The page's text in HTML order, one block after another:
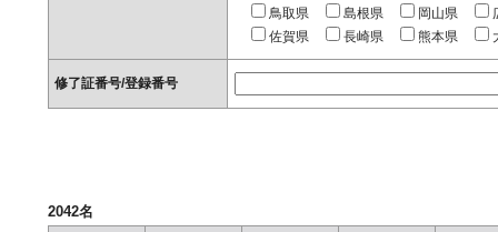
鳥取県
島根県 岡山県
佐賀県
長崎県 熊本県
修了証番号/登録番号
2042名